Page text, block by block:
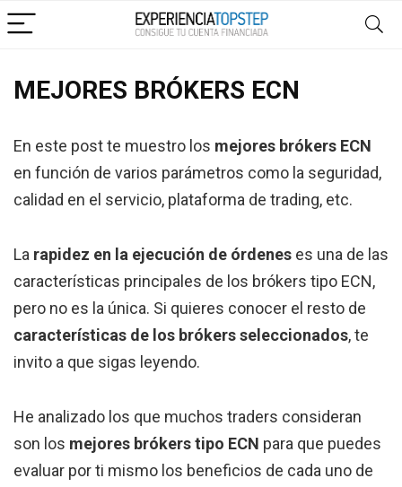
MEJORES BRÓKERS ECN
En este post te muestro los mejores brókers ECN
en función de varios parámetros como la seguridad,
calidad en el servicio, plataforma de trading, etc.
La rapidez en la ejecución de órdenes es una de las
características principales de los brókers tipo ECN,
pero no es la única. Si quieres conocer el resto de
características de los brókers seleccionados, te
invito a que sigas leyendo.
He analizado los que muchos traders consideran
son los mejores brókers tipo ECN para que puedes
evaluar por ti mismo los beneficios de cada uno de